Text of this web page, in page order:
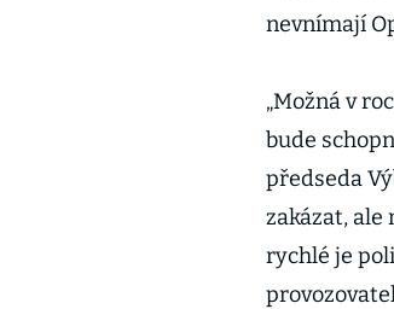
nevnímají
„Možná v
bude
předseda
zakázat,
rychlé je